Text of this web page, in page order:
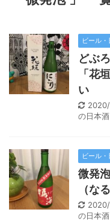
ビール
どぶ
「花
い
の日本酒
ビール
微発
（な
の日本酒